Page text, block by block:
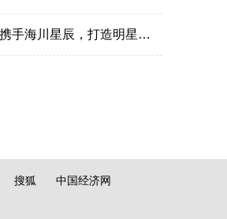
“佳直播”携手海川星辰，打造明星感团播新体验！
搜狐 中国经济网